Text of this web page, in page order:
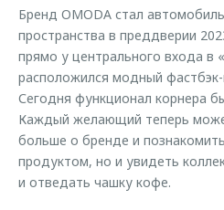
Трейд-ин
Калькулятор трейд-ин
Одежда и сувениры
Оригинальные аксессуары
Запчасти
Бренд OMODA стал
пространства в преддверии
прямо у центрального входа в
расположился модный фастбэк-
Сегодня функционал корнера
Каждый желающий теперь
больше о бренде и
продуктом, но и увидеть
и отведать чашку кофе.